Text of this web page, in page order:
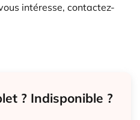
intéresse, contactez-
? Indisponible ?